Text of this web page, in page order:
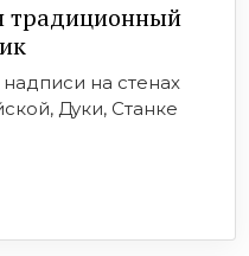
традиционный
на стенах
Дуки, Станке